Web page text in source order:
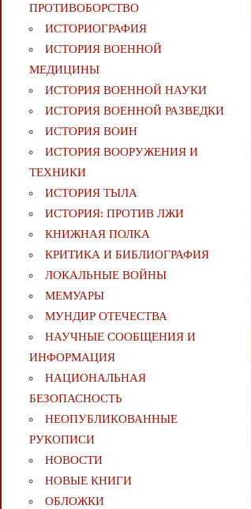
ПРОТИВОБОРСТВО
ИСТОРИОГРАФИЯ
ИСТОРИЯ ВОЕННОЙ
МЕДИЦИНЫ
ИСТОРИЯ ВОЕННОЙ НАУКИ
ИСТОРИЯ ВОЕННОЙ РАЗВЕДКИ
ИСТОРИЯ ВОИН
ИСТОРИЯ ВООРУЖЕНИЯ И
ТЕХНИКИ
ИСТОРИЯ ТЫЛА
ИСТОРИЯ: ПРОТИВ ЛЖИ
КНИЖНАЯ ПОЛКА
КРИТИКА И БИБЛИОГРАФИЯ
ЛОКАЛЬНЫЕ ВОЙНЫ
МЕМУАРЫ
МУНДИР ОТЕЧЕСТВА
НАУЧНЫЕ СООБЩЕНИЯ И
ИНФОРМАЦИЯ
НАЦИОНАЛЬНАЯ
БЕЗОПАСНОСТЬ
НЕОПУБЛИКОВАННЫЕ
РУКОПИСИ
НОВОСТИ
НОВЫЕ КНИГИ
ОБЛОЖКИ